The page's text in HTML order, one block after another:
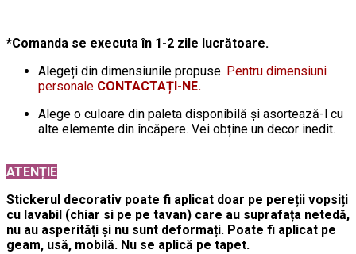
*Comanda se executa în 1-2 zile lucrătoare.
Alegeți din dimensiunile propuse. Pentru dimensiuni
personale CONTACTAȚI-NE.
Alege o culoare din paleta disponibilă și asortează-l cu
alte elemente din încăpere. Vei obține un decor inedit.
ATENȚIE
Stickerul decorativ poate fi aplicat doar pe pereții vopsiți
cu lavabil (chiar si pe pe tavan) care au suprafața netedă,
nu au asperități și nu sunt deformați. Poate fi aplicat pe
geam, usă, mobilă. Nu se aplică pe tapet.